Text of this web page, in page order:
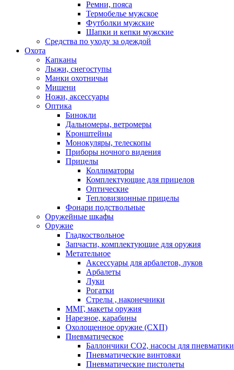
Ремни, пояса
Термобелье мужское
Футболки мужские
Шапки и кепки мужские
Средства по уходу за одеждой
Охота
Капканы
Лыжи, снегоступы
Манки охотничьи
Мишени
Ножи, аксессуары
Оптика
Бинокли
Дальномеры, ветромеры
Кронштейны
Монокуляры, телескопы
Приборы ночного видения
Прицелы
Коллиматоры
Комплектующие для прицелов
Оптические
Тепловизионные прицелы
Фонари подствольные
Оружейные шкафы
Оружие
Гладкоствольное
Запчасти, комплектующие для оружия
Метательное
Аксессуары для арбалетов, луков
Арбалеты
Луки
Рогатки
Стрелы , наконечники
ММГ, макеты оружия
Нарезное, карабины
Охолощенное оружие (СХП)
Пневматическое
Баллончики СО2, насосы для пневматики
Пневматические винтовки
Пневматические пистолеты